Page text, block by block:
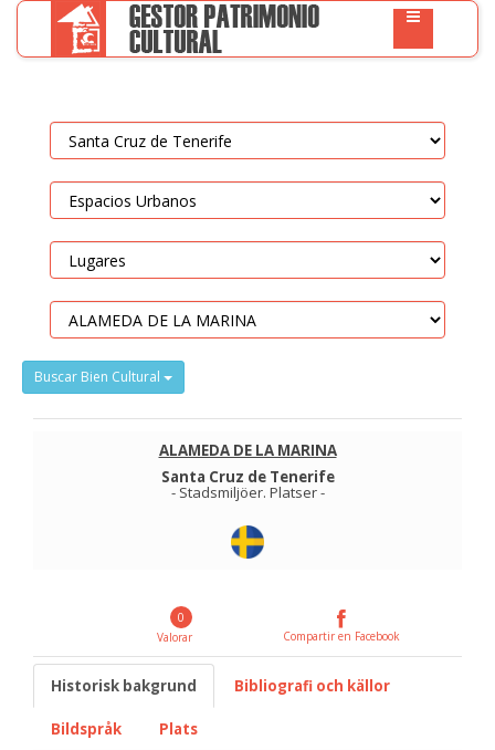
Buscar Bien Cultural
ALAMEDA DE LA MARINA
Santa Cruz de Tenerife
- Stadsmiljöer. Platser-
0
Valorar
Compartir en Facebook
Historisk bakgrund Bibliografi och källor
Bildspråk
Plats